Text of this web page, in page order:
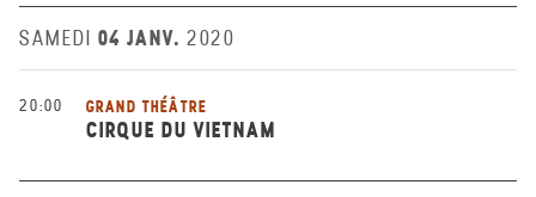
SAMEDI 04 JANV. 2020
20:00 GRAND THÉÂTRE
CIRQUE DU VIETNAM